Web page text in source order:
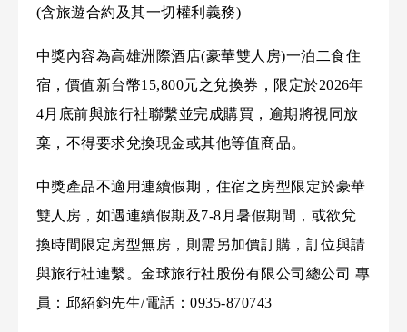
(含旅遊合約及其一切權利義務)
中獎內容為高雄洲際酒店(豪華雙人房)一泊二食住
宿，價值新台幣15,800元之兌換券，限定於2026年
4月底前與旅行社聯繫並完成購買，逾期將視同放
棄，不得要求兌換現金或其他等值商品。
中獎產品不適用連續假期，住宿之房型限定於豪華
雙人房 ，如遇連續假期及7-8月暑假期間，或欲兌
換時間限定房型無房，則需另加價訂購，訂位與請
與旅行社連繫。金球旅行社股份有限公司總公司 專
員：邱紹鈞先生/電話：0935-870743